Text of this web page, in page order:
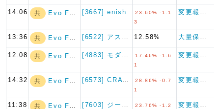
14:06 共 Evo Fund [3667] enish
23.60% -1.1
3
13:36 共 Evo Fund 12.58%
12:08 共 Evo Fund
17.46% -1.6
1
14:32 共 Evo Fund
28.86% -0.7
1
11:38 共 Evo Fund 23.76% -1.2